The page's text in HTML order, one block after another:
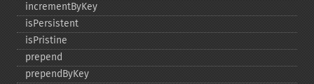
incrementByKey
isPersistent
isPristine
prepend
prependByKey